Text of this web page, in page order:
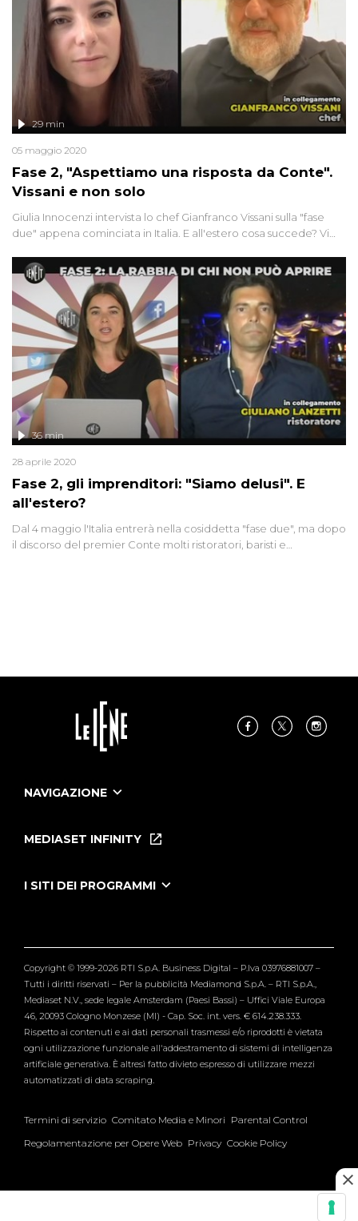
Fase 2, "Aspettiamo una risposta da Conte".
Vissani e non solo
29 min
05 maggio 2020
Giulia Innocenzi intervista lo chef Gianfranco Vissani sulla "fase
due" appena cominciata in Italia. E all'estero cosa succede? Vi
da noi, quella che doveva essere una grandiosa "marcia su
Roma", ha riunito quattro gatti. E vi sveliamo un retroscena...
Fase 2, gli imprenditori: "Siamo delusi". E
all'estero?
36 min
28 aprile 2020
Dal 4 maggio l'Italia entrerà nella cosiddetta "fase due", ma dopo
il discorso del premier Conte molti ristoratori, baristi e
NAVIGAZIONE
Le Iene Presentano Inside
Tutti i servizi
MEDIASET INFINITY
I SITI DEI PROGRAMMI
Verissimo
Copyright © 1999-2026 RTI S.p.A. Business Digital – P.Iva 03976881007 –
Tutti i diritti riservati – Per la pubblicità Mediamond S.p.A. – RTI S.p.A.,
Mediaset N.V., sede legale Amsterdam (Paesi Bassi) – Uffici Viale Europa
46, 20093 Cologno Monzese (MI) - Cap. Soc. int. vers. € 614.238.333.
Rispetto ai contenuti e ai dati personali trasmessi e/o riprodotti è vietata
ogni utilizzazione funzionale all'addestramento di sistemi di intelligenza
artificiale generativa. È altresì fatto divieto espresso di utilizzare mezzi
automatizzati di data scraping.
Termini di servizio Comitato Media e Minori Parental Control
Regolamentazione per Opere Web Privacy Cookie Policy